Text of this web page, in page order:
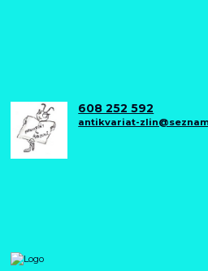
608 252 592
antikvariat-